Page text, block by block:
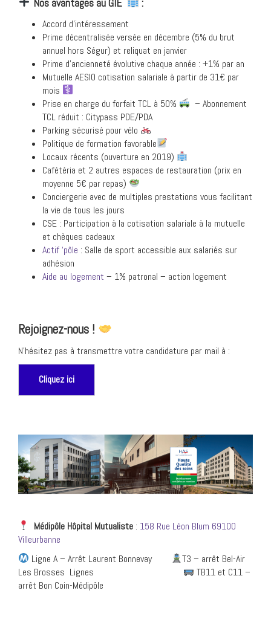
Accord d’intéressement
Prime décentralisée versée en décembre (5% du brut
annuel hors Ségur) et reliquat en janvier
Prime d’ancienneté évolutive chaque année : +1% par an
Mutuelle AESIO cotisation salariale à partir de 31€ par
mois
Prise en charge du forfait TCL à 50%
– Abonnement
TCL réduit : Citypass PDE/PDA
Parking sécurisé pour vélo
Politique de formation favorable
Locaux récents (ouverture en 2019)
Cafétéria et 2 autres espaces de restauration (prix en
moyenne 5€ par repas)
Conciergerie avec de multiples prestations vous facilitant
la vie de tous les jours
CSE : Participation à la cotisation salariale à la mutuelle
et chèques cadeaux
Actif ‘pôle : Salle de sport accessible aux salariés sur
adhésion
Aide au logement – 1% patronal – action logement
Rejoignez-nous !
N’hésitez pas à transmettre votre candidature par mail à :
Cliquez ici
Médipôle Hôpital Mutualiste : 158 Rue Léon Blum 69100
Villeurbanne
Ligne A – Arrêt Laurent Bonnevay
T3 – arrêt Bel-Air
Les Brosses Lignes
TB11 et C11 –
arrêt Bon Coin-Médipôle